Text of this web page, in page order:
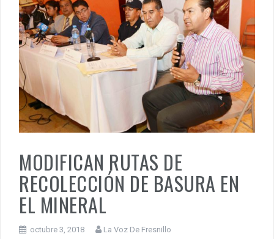
MODIFICAN RUTAS DE
RECOLECCIÓN DE BASURA EN
EL MINERAL
octubre 3, 2018 La Voz De Fresnillo